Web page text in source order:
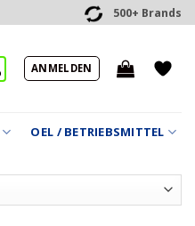
500+ Brands
ANMELDEN
OEL / BETRIEBSMITTEL